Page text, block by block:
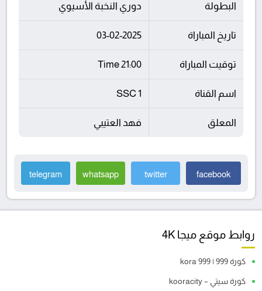
البطولة دوري النخبة الأسيوي
تاريخ المباراة 03-02-2025
توقيت المباراة 21:00 Time
اسم القناة SSC 1
المعلق فهد العتيبي
facebook
twitter
whatsapp
telegram
روابط موقع ميجا 4K
كورة 999 | kora 999
كورة سيتي – kooracity